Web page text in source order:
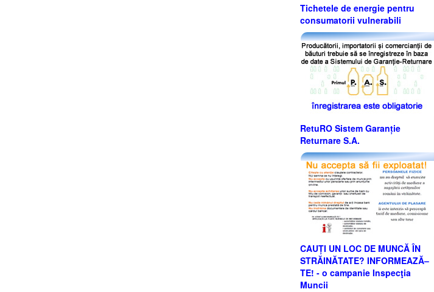
Tichetele de energie pentru
consumatorii vulnerabili
RetuRO Sistem Garanție
Returnare S.A.
CAUȚI UN LOC DE MUNCĂ ÎN
STRĂINĂTATE? INFORMEAZĂ–
TE! - o campanie Inspecţia
Muncii